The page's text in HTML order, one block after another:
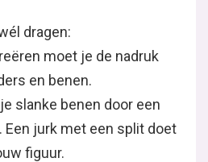
dragen:
moet je de nadruk
en benen.
slanke benen door een
Een jurk met een split doet
figuur.